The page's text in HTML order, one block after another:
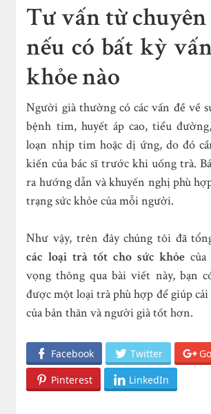
Tư vấn từ chuyên
nếu có bất kỳ
khỏe nào
Người già thường có các vấn đề về
bệnh tim, huyết áp cao, tiểu
loạn nhịp tim hoặc dị ứng, do đó
kiến ​​của bác sĩ trước khi uống trà.
ra hướng dẫn và khuyến nghị phù
trạng sức khỏe của mỗi người.
Như vậy, trên đây chúng tôi đã
các loại trà tốt cho sức khỏe
vọng thông qua bài viết này, bạn
được một loại trà phù hợp để giúp
của bản thân và người già tốt hơn.
Facebook Twitter
Pinterest
LinkedIn